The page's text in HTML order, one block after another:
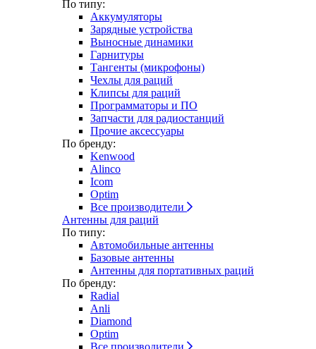
По типу:
Аккумуляторы
Зарядные устройства
Выносные динамики
Гарнитуры
Тангенты (микрофоны)
Чехлы для раций
Клипсы для раций
Программаторы и ПО
Запчасти для радиостанций
Прочие аксессуары
По бренду:
Kenwood
Alinco
Icom
Optim
Все производители
Антенны для раций
По типу:
Автомобильные антенны
Базовые антенны
Антенны для портативных раций
По бренду:
Radial
Anli
Diamond
Optim
Все производители